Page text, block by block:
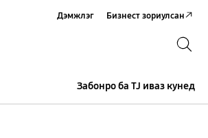
Дэмжлэг Бизнест зориулсан
Забонро ба TJ иваз кунед